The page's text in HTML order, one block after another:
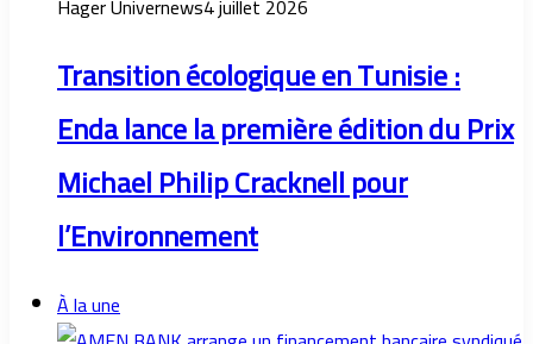
Hager Univernews4 juillet 2026
Transition écologique en Tunisie :
Enda lance la première édition du Prix
Michael Philip Cracknell pour
l’Environnement
À la une